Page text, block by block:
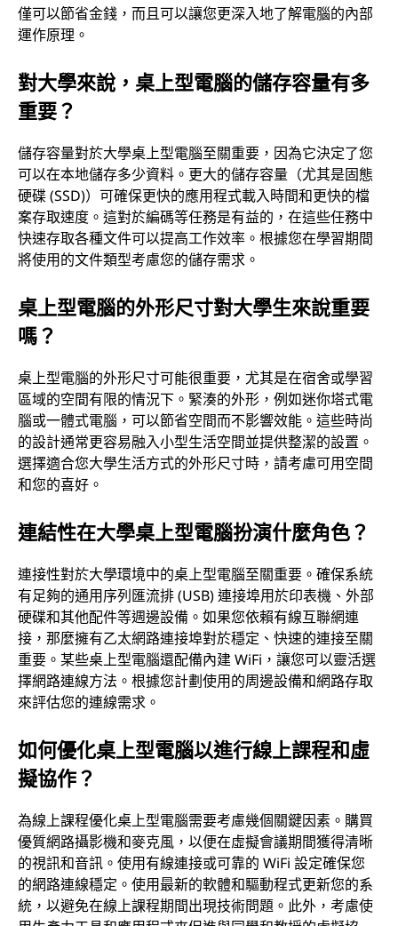
僅可以節省金錢，而且可以讓您更深入地了解電腦的內部
運作原理。
對大學來說，桌上型電腦的儲存容量有多
重要？
儲存容量對於大學桌上型電腦至關重要，因為它決定了您
可以在本地儲存多少資料。更大的儲存容量（尤其是固態
硬碟 (SSD)）可確保更快的應用程式載入時間和更快的檔
案存取速度。這對於編碼等任務是有益的，在這些任務中
快速存取各種文件可以提高工作效率。根據您在學習期間
將使用的文件類型考慮您的儲存需求。
桌上型電腦的外形尺寸對大學生來說重要
嗎？
桌上型電腦的外形尺寸可能很重要，尤其是在宿舍或學習
區域的空間有限的情況下。緊湊的外形，例如迷你塔式電
腦或一體式電腦，可以節省空間而不影響效能。這些時尚
的設計通常更容易融入小型生活空間並提供整潔的設置。
選擇適合您大學生活方式的外形尺寸時，請考慮可用空間
和您的喜好。
連結性在大學桌上型電腦扮演什麼角色？
連接性對於大學環境中的桌上型電腦至關重要。確保系統
有足夠的通用序列匯流排 (USB) 連接埠用於印表機、外部
硬碟和其他配件等週邊設備。如果您依賴有線互聯網連
接，那麼擁有乙太網路連接埠對於穩定、快速的連接至關
重要。某些桌上型電腦還配備內建 WiFi，讓您可以靈活選
擇網路連線方法。根據您計劃使用的周邊設備和網路存取
來評估您的連線需求。
如何優化桌上型電腦以進行線上課程和虛
擬協作？
為線上課程優化桌上型電腦需要考慮幾個關鍵因素。購買
優質網路攝影機和麥克風，以便在虛擬會議期間獲得清晰
的視訊和音訊。使用有線連接或可靠的 WiFi 設定確保您
的網路連線穩定。使用最新的軟體和驅動程式更新您的系
統，以避免在線上課程期間出現技術問題。此外，考慮使